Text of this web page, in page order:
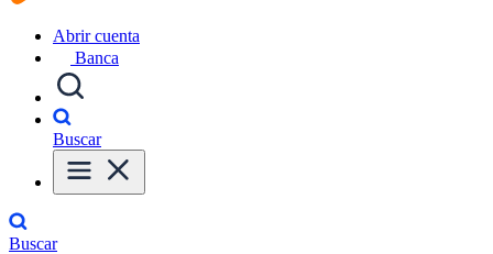
Abrir cuenta
Banca
Buscar
Buscar